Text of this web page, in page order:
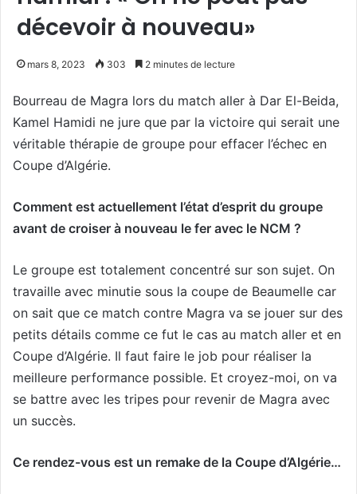
décevoir à nouveau»
mars 8, 2023 303 2 minutes de lecture
Bourreau de Magra lors du match aller à Dar El-Beida,
Kamel Hamidi ne jure que par la victoire qui serait une
véritable thérapie de groupe pour effacer l’échec en
Coupe d’Algérie.
Comment est actuellement l’état d’esprit du groupe
avant de croiser à nouveau le fer avec le NCM ?
Le groupe est totalement concentré sur son sujet. On
travaille avec minutie sous la coupe de Beaumelle car
on sait que ce match contre Magra va se jouer sur des
petits détails comme ce fut le cas au match aller et en
Coupe d’Algérie. Il faut faire le job pour réaliser la
meilleure performance possible. Et croyez-moi, on va
se battre avec les tripes pour revenir de Magra avec
un succès.
Ce rendez-vous est un remake de la Coupe d’Algérie…